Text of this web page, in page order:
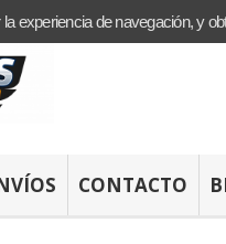
CONTACTO
experiencia de navegación, y